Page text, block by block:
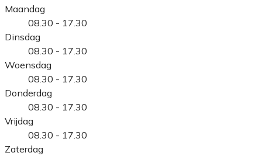
Maandag
08.30 - 17.30
Dinsdag
08.30 - 17.30
Woensdag
08.30 - 17.30
Donderdag
08.30 - 17.30
Vrijdag
08.30 - 17.30
Zaterdag